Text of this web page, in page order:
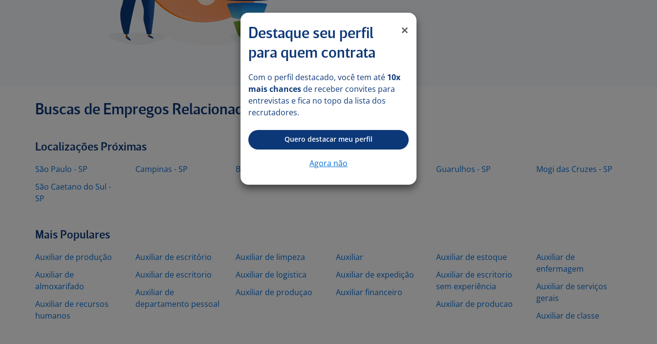
Buscas de Empregos Relacionadas
Localizações Próximas
São Paulo - SP
São Caetano do Sul -
SP
Campinas - SP Barueri - SP Cotia - SP Guarulhos - SP Mogi das Cruzes - SP
Mais Populares
Auxiliar de produção
Auxiliar de
almoxarifado
Auxiliar de recursos
humanos
Auxiliar de escritório
Auxiliar de escritorio
Auxiliar de
departamento pessoal
Auxiliar de limpeza
Auxiliar de logistica
Auxiliar de produçao
Auxiliar
Auxiliar de expedição
Auxiliar financeiro
Auxiliar de estoque
Auxiliar de escritorio
sem experiência
Auxiliar de producao
Auxiliar de
enfermagem
Auxiliar de serviços
gerais
Auxiliar de classe
Destaque seu perfil
para quem contrata
Com o perfil destacado, você tem até 10x
mais chances de receber convites para
entrevistas e fica no topo da lista dos
recrutadores.
Quero destacar meu perfil
Agora não